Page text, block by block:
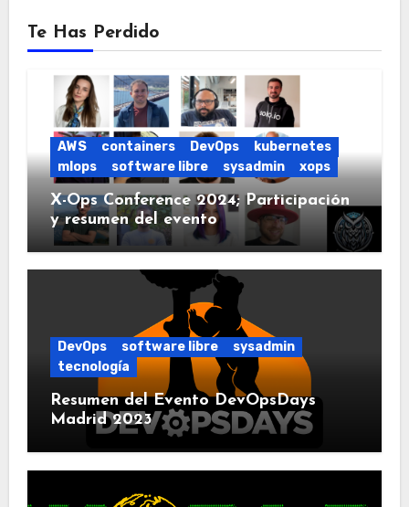
Te Has Perdido
AWS containers DevOps
kubernetes
mlops
software libre sysadmin xops
X-Ops Conference 2024; Participación
y resumen del evento
DevOps software libre
sysadmin
tecnología
Resumen del Evento DevOpsDays
Madrid 2023